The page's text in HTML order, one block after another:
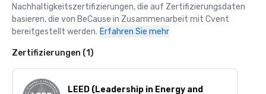
Nachhaltigkeitszertifizierungen, die auf Zertifizierungsdaten
basieren, die von BeCause in Zusammenarbeit mit Cvent
bereitgestellt werden. Erfahren Sie mehr
Zertifizierungen (1)
LEED (Leadership in Energy and